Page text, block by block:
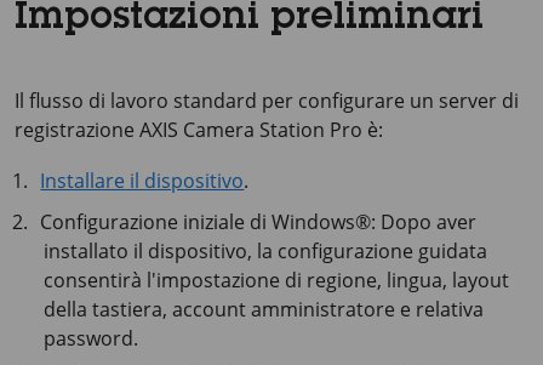
Impostazioni preliminari
Il flusso di lavoro standard per configurare un server di
registrazione AXIS Camera Station Pro è:
Installare il dispositivo.
Configurazione iniziale di Windows®: Dopo aver
installato il dispositivo, la configurazione guidata
consentirà l'impostazione di regione, lingua, layout
della tastiera, account amministratore e relativa
password.